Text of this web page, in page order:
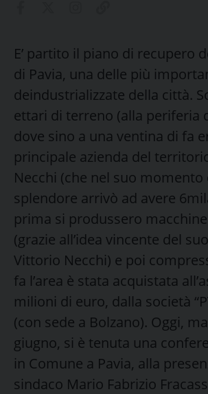
E’ partito il piano di recupero
di Pavia, una delle più
deindustrializzate della città.
ettari di terreno (alla periferia
dove sino a una ventina di fa
principale azienda del
Necchi (che nel suo
splendore arrivò ad avere
prima si produssero
(grazie all’idea vincente del
Vittorio Necchi) e poi
fa l’area è stata acquistata
milioni di euro, dalla società
(con sede a Bolzano). Oggi,
giugno, si è tenuta una
in Comune a Pavia, alla
sindaco Mario Fabrizio